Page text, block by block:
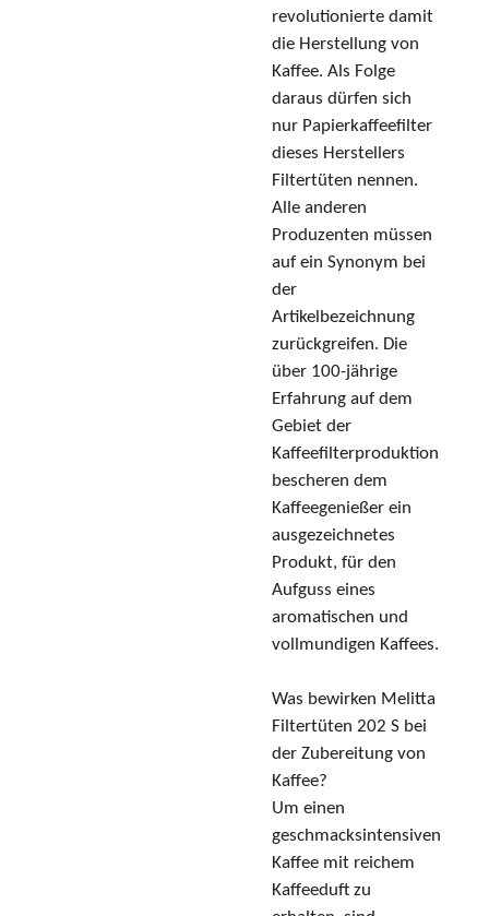
revolutionierte damit
die Herstellung von
Kaffee. Als Folge
daraus dürfen sich
nur Papierkaffeefilter
dieses Herstellers
Filtertüten nennen.
Alle anderen
Produzenten müssen
auf ein Synonym bei
der
Artikelbezeichnung
zurückgreifen. Die
über 100-jährige
Erfahrung auf dem
Gebiet der
Kaffeefilterproduktion
bescheren dem
Kaffeegenießer ein
ausgezeichnetes
Produkt, für den
Aufguss eines
aromatischen und
vollmundigen Kaffees.
Was bewirken Melitta
Filtertüten 202 S bei
der Zubereitung von
Kaffee?
Um einen
geschmacksintensiven
Kaffee mit reichem
Kaffeeduft zu